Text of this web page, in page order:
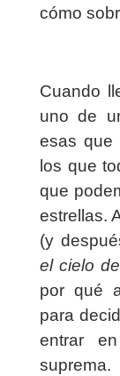
cómo
Cuando
uno de
esas que
los que
que
estrellas.
(y
el cielo
por qué
para
entrar